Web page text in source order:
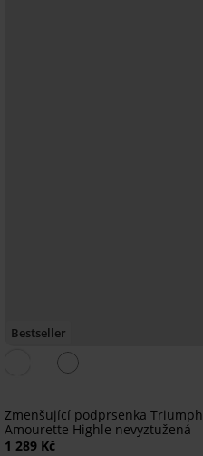
Bestseller
Zmenšující podprsenka Triumph
Amourette Highle nevyztužená
1 289 Kč